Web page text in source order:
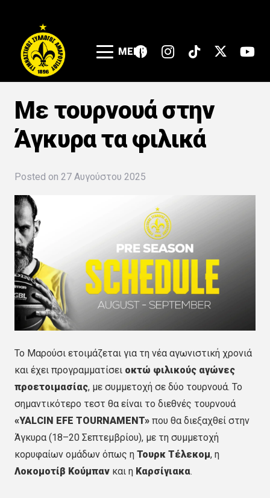
MENU
Με τουρνουά στην
Άγκυρα τα φιλικά
Posted on 27 Αυγούστου 2025
Το Μαρούσι ετοιμάζεται για τη νέα αγωνιστική χρονιά
και έχει προγραμματίσει οκτώ φιλικούς αγώνες
προετοιμασίας, με συμμετοχή σε δύο τουρνουά. Το
σημαντικότερο τεστ θα είναι το διεθνές τουρνουά
«YALCIN EFE TOURNAMENT» που θα διεξαχθεί στην
Άγκυρα (18–20 Σεπτεμβρίου), με τη συμμετοχή
κορυφαίων ομάδων όπως η Τουρκ Τέλεκομ, η
Λοκομοτίβ Κούμπαν και η Καρσίγιακα.